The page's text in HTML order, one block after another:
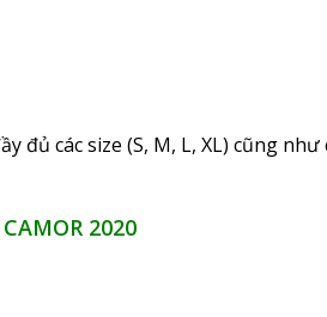
đủ các size (S, M, L, XL) cũng
2020